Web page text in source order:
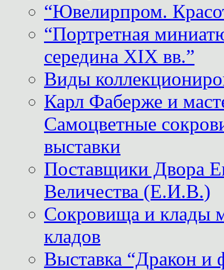
“Ювелирпром.
“Портретная
середина XIX вв.”
Виды
Карл Фаберже и
Самоцветные
выставки
Поставщики
Величества (Е.И.В.)
Сокровища и клады
кладов
Выставка “Дракон и